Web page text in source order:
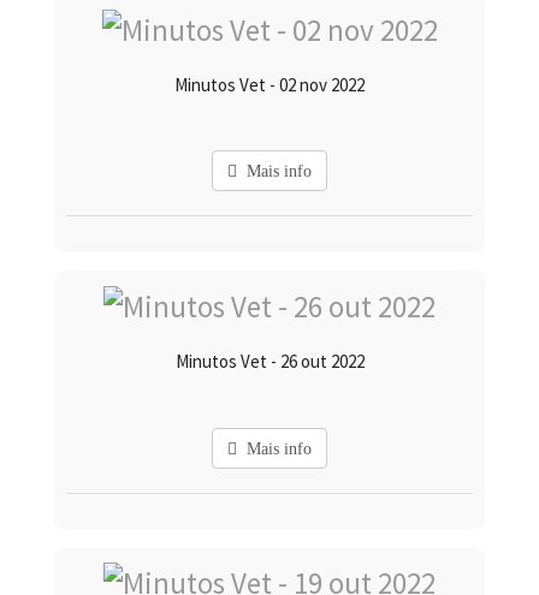
Minutos Vet - 02 nov 2022
Mais info
Minutos Vet - 26 out 2022
Mais info